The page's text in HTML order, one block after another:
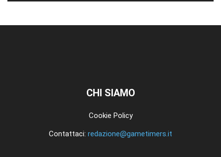
CHI SIAMO
Cookie Policy
Contattaci: redazione@gametimers.it